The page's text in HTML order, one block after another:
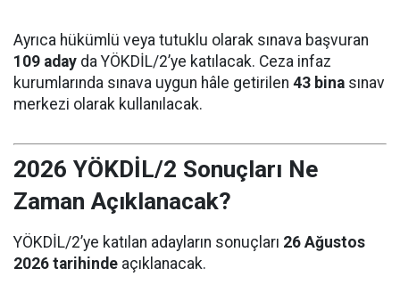
Ayrıca hükümlü veya tutuklu olarak sınava başvuran
109 aday da YÖKDİL/2’ye katılacak. Ceza infaz
kurumlarında sınava uygun hâle getirilen 43 bina sınav
merkezi olarak kullanılacak.
2026 YÖKDİL/2 Sonuçları Ne
Zaman Açıklanacak?
YÖKDİL/2’ye katılan adayların sonuçları 26 Ağustos
2026 tarihinde açıklanacak.